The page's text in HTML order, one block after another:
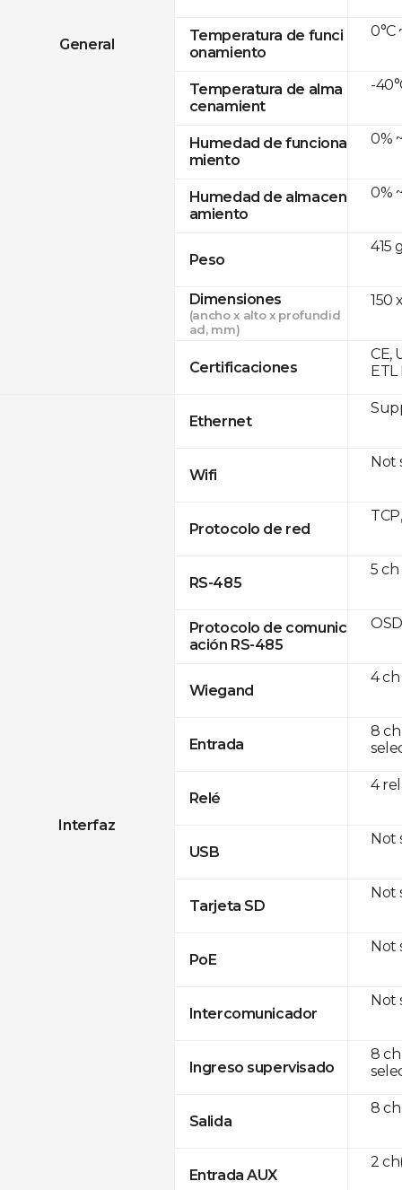
General
Temperatura de funci
onamiento
Temperatura de alma
cenamient
Humedad de funciona
miento
Humedad de almacen
amiento
Peso
Dimensiones
(ancho x alto x profundid
ad, mm)
Certificaciones
Interfaz
Ethernet
Wifi
Protocolo de red
RS-485
Protocolo de comunic
ación RS-485
Wiegand
Entrada
Relé
USB
Tarjeta SD
PoE
Intercomunicador
Ingreso supervisado
Salida
Entrada AUX
0°C
-
0%
0%
415
150
CE,
ETL
Not
5 ch
4 ch
8
4
Not
Not
Not
Not
8
8 ch
2